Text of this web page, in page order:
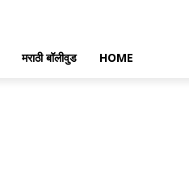
मराठी बॉलीवुड HOME